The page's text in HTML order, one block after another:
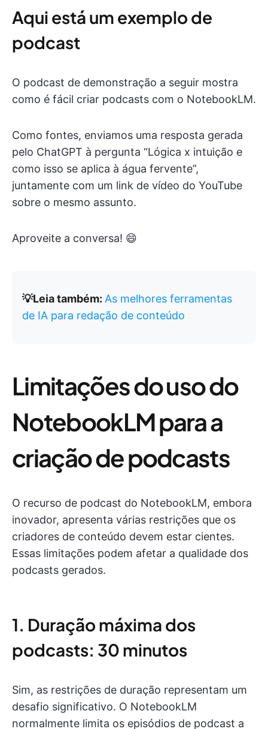
Aqui está um exemplo de
podcast
O podcast de demonstração a seguir mostra
como é fácil criar podcasts com o NotebookLM.
Como fontes, enviamos uma resposta gerada
pelo ChatGPT à pergunta “Lógica x intuição e
como isso se aplica à água fervente”,
juntamente com um link de vídeo do YouTube
sobre o mesmo assunto.
Aproveite a conversa! 😄
💡Leia também: As melhores ferramentas
de IA para redação de conteúdo
Limitações do uso do
NotebookLM para a
criação de podcasts
O recurso de podcast do NotebookLM, embora
inovador, apresenta várias restrições que os
criadores de conteúdo devem estar cientes.
Essas limitações podem afetar a qualidade dos
podcasts gerados.
1. Duração máxima dos
podcasts: 30 minutos
Sim, as restrições de duração representam um
desafio significativo. O NotebookLM
normalmente limita os episódios de podcast a